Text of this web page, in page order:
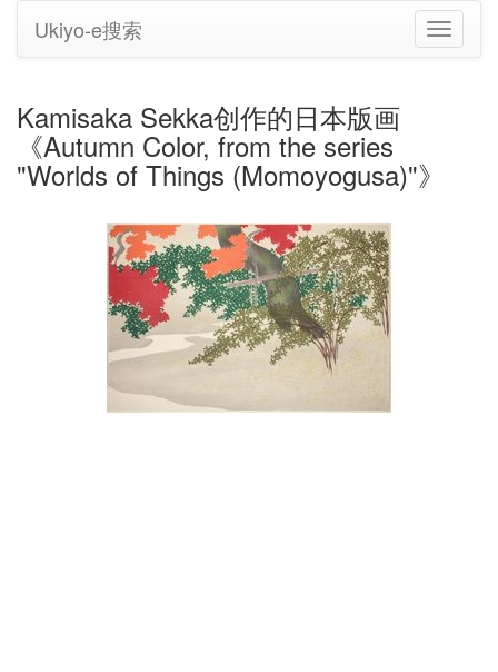
切
换
Ukiyo-e搜索
Kamisaka Sekka创作的日本版画
《Autumn Color, from the series
"Worlds of Things (Momoyogusa)"》